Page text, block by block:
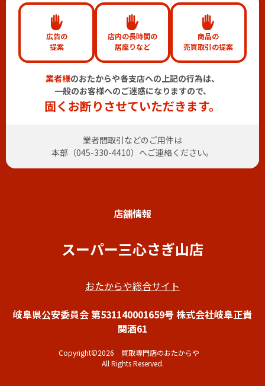
広告の
提案
店内の長時間の
居座りなど
商品の
売買取引の提案
業者様のおたからや各支店への上記の行為は、
一般のお客様へのご迷惑になりますので、
固くお断りさせていただきます。
業者間取引などのご用件は
本部（045-330-4410）へご連絡ください。
店舗情報
スーパー三心さぎ山店
おたからや総合サイト
岐阜県公安委員会 第531140001659号 株式会社岐阜正貴
関酒61
Copyright©2026 買取専門店のおたからや
All Rights Reserved.